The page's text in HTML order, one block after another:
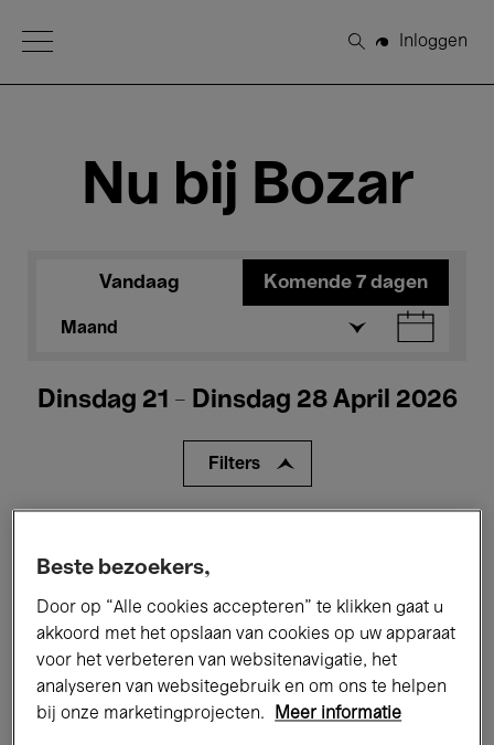
Open Menu
Zoeken
Inloggen
Nu bij Bozar
Vandaag Komende 7 dagen
Maand
Dinsdag 21 - Dinsdag 28 April 2026
Filters
Performances Lezingen & Debatten
Jazz Klassieke Muziek Global Music
Beste bezoekers,
Door op “Alle cookies accepteren” te klikken gaat u
akkoord met het opslaan van cookies op uw apparaat
voor het verbeteren van websitenavigatie, het
analyseren van websitegebruik en om ons te helpen
bij onze marketingprojecten.
Meer informatie